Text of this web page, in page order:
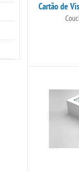
Cartão de